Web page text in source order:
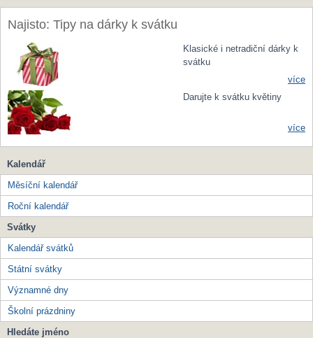
Najisto: Tipy na dárky k svátku
Klasické i netradiční dárky k
svátku
více
Darujte k svátku květiny
více
Kalendář
Měsíční kalendář
Roční kalendář
Svátky
Kalendář svátků
Státní svátky
Významné dny
Školní prázdniny
Hledáte jméno